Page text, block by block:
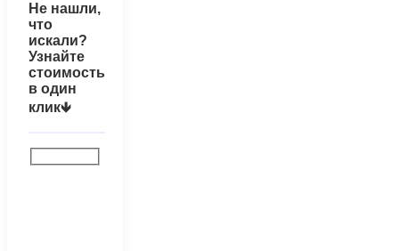
Не нашли,
что
искали?
Узнайте
стоимость
в один
клик🡻